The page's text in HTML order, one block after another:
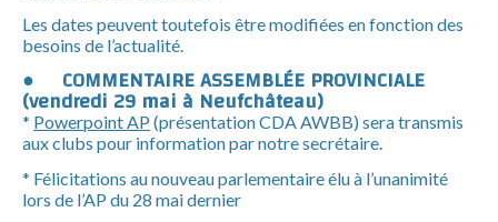
Les dates peuvent toutefois être modifiées en fonction des
besoins de l’actualité.
● COMMENTAIRE ASSEMBLÉE PROVINCIALE
(vendredi 29 mai à Neufchâteau)
* Powerpoint AP (présentation CDA AWBB) sera transmis
aux clubs pour information par notre secrétaire.
* Félicitations au nouveau parlementaire élu à l’unanimité
lors de l’AP du 28 mai dernier